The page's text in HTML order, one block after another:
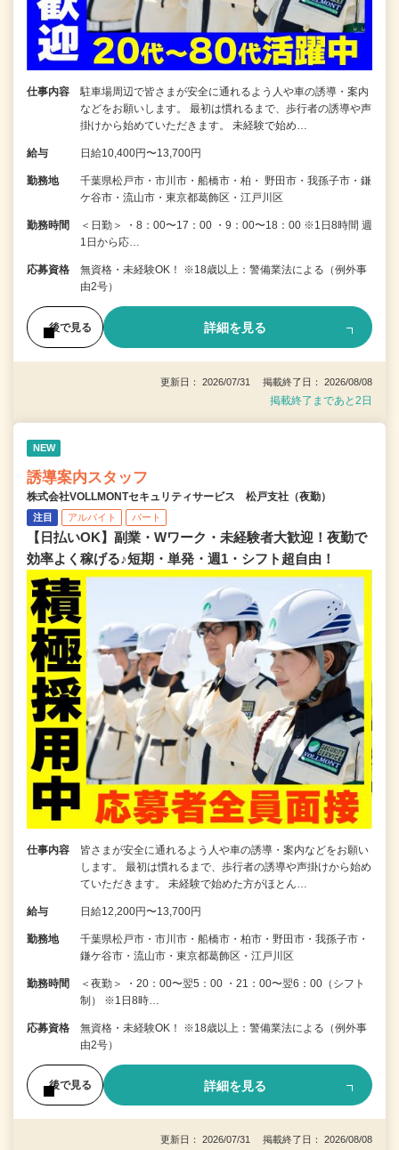
仕事内容
駐車場周辺で皆さまが安全に通れるよう人や車の誘導・案内
などをお願いします。 最初は慣れるまで、歩行者の誘導や声
掛けから始めていただきます。 未経験で始め…
給与 日給10,400円〜13,700円
勤務地
千葉県松戸市・市川市・船橋市・柏・ 野田市・我孫子市・鎌
ケ谷市・流山市・東京都葛飾区・江戸川区
勤務時間
＜日勤＞ ・8：00〜17：00 ・9：00〜18：00 ※1日8時間 週
1日から応…
応募資格
無資格・未経験OK！ ※18歳以上：警備業法による（例外事
由2号）
後で見る 詳細を見る
更新日： 2026/07/31 掲載終了日： 2026/08/08
掲載終了まであと2日
NEW
誘導案内スタッフ
株式会社VOLLMONTセキュリティサービス 松戸支社（夜勤）
注目 アルバイト パート
【日払いOK】副業・Wワーク・未経験者大歓迎！夜勤で
効率よく稼げる♪短期・単発・週1・シフト超自由！
仕事内容
皆さまが安全に通れるよう人や車の誘導・案内などをお願い
します。 最初は慣れるまで、歩行者の誘導や声掛けから始め
ていただきます。 未経験で始めた方がほとん…
給与 日給12,200円〜13,700円
勤務地
千葉県松戸市・市川市・船橋市・柏市・野田市・我孫子市・
鎌ケ谷市・流山市・東京都葛飾区・江戸川区
勤務時間
＜夜勤＞ ・20：00〜翌5：00 ・21：00〜翌6：00（シフト
制） ※1日8時…
応募資格
無資格・未経験OK！ ※18歳以上：警備業法による（例外事
由2号）
後で見る 詳細を見る
更新日： 2026/07/31 掲載終了日： 2026/08/08